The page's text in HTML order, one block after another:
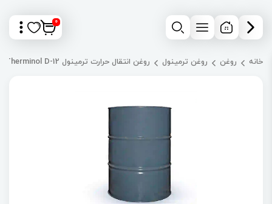
0
خانه روغن روغن ترمینول روغن انتقال حرارت ترمینول Therminol D-12